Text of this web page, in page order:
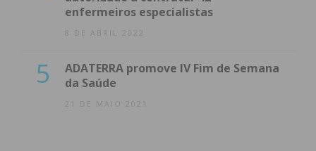
enfermeiros especialistas
8 DE ABRIL 2022
5
ADATERRA promove IV Fim de Semana
da Saúde
21 DE MAIO 2021